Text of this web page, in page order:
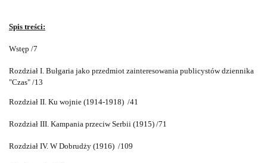
Spis treści:
Wstęp /7
Rozdział I. Bułgaria jako przedmiot zainteresowania publicystów dziennika
"Czas" /13
Rozdział II. Ku wojnie (1914-1918) /41
Rozdział III. Kampania przeciw Serbii (1915) /71
Rozdział IV. W Dobrudży (1916) /109